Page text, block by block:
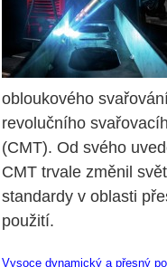
obloukového
revolučního
(CMT). Od svého
CMT trvale změnil
standardy v oblasti
použití.
Vysoce dynamický a přesný